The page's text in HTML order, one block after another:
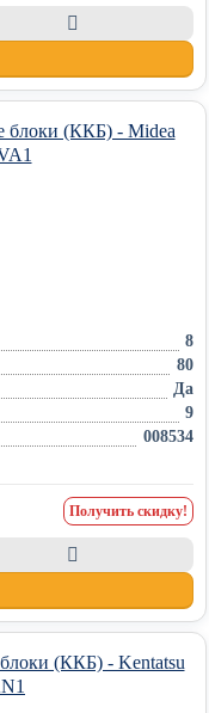
8
80
Да
9
008534
Получить скидку!